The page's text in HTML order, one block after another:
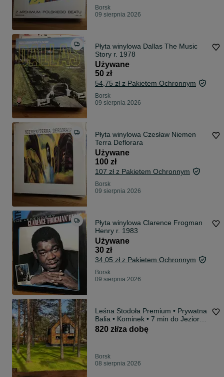
Borsk
09 sierpnia 2026
Płyta winylowa Dallas The Music
Story r. 1978
Używane
50 zł
54,75 zł z Pakietem Ochronnym
Borsk
09 sierpnia 2026
Płyta winylowa Czesław Niemen
Terra Deflorara
Używane
100 zł
107 zł z Pakietem Ochronnym
Borsk
09 sierpnia 2026
Płyta winylowa Clarence Frogman
Henry r. 1983
Używane
30 zł
34,05 zł z Pakietem Ochronnym
Borsk
09 sierpnia 2026
Leśna Stodoła Premium • Prywatna
Balia • Kominek • 7 min do Jeziora •
Do 8 Osób KASZUBY BORSK
820 zł/za dobę
Borsk
08 sierpnia 2026